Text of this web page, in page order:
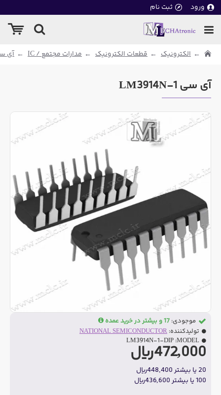
ورود ثبت نام
الکترونیک قطعات الکترونیک مدارات مجتمع / IC آی
آی سی LM3914N-1
472,000ریال
20 یا بیشتر 448,400ریال
100 یا بیشتر 436,600ریال
موجودی: 17 و بیشتر در خرید عمده
تولیدکننده: NATIONAL SEMICONDUCTOR
MODEL:
LM3914N-1-DIP